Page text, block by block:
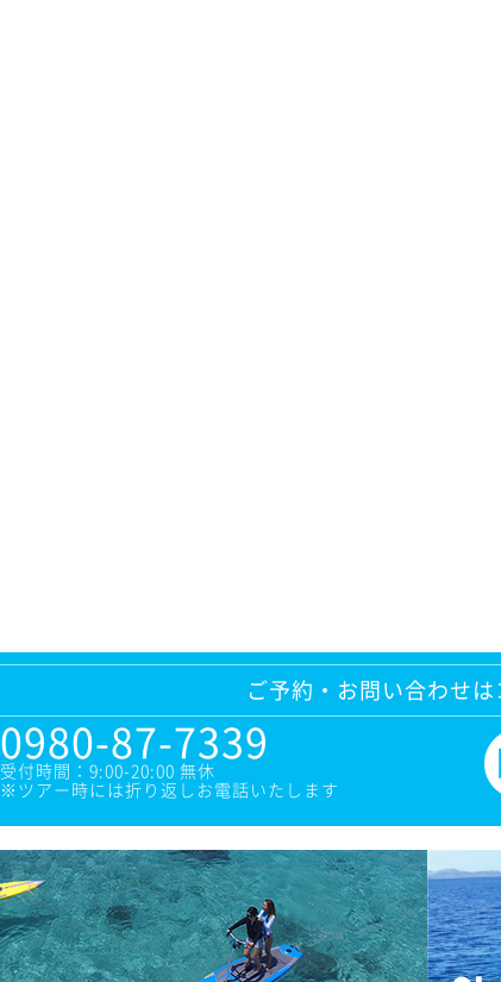
ご予約・お問い合わせ
0980-87-7339
受付時間：9:00-20:00 無休
※ツアー時には折り返しお電話いたします